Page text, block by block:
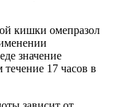
кишки омепразол
значение
17 часов в